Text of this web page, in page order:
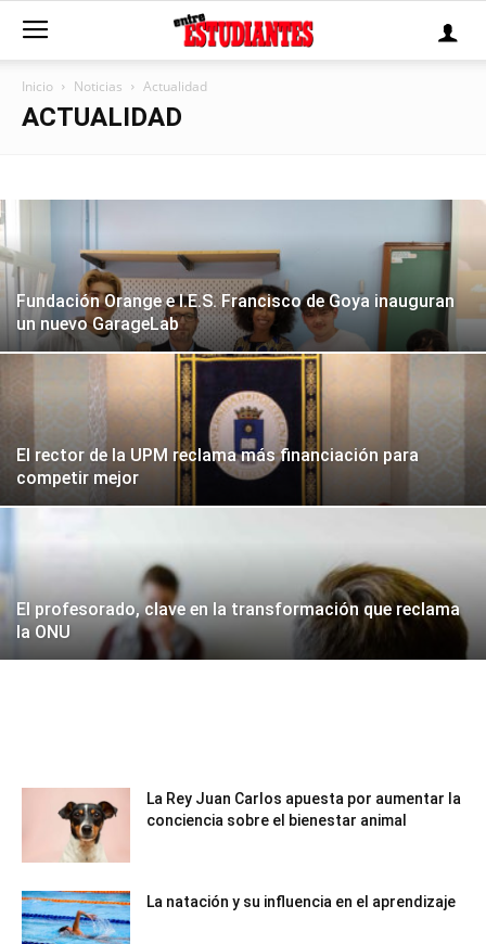
Inicio Noticias Actualidad
ACTUALIDAD
Fundación Orange e I.E.S. Francisco de Goya inauguran
un nuevo GarageLab
El rector de la UPM reclama más financiación para
competir mejor
El profesorado, clave en la transformación que reclama
la ONU
La Rey Juan Carlos apuesta por aumentar la
conciencia sobre el bienestar animal
La natación y su influencia en el aprendizaje